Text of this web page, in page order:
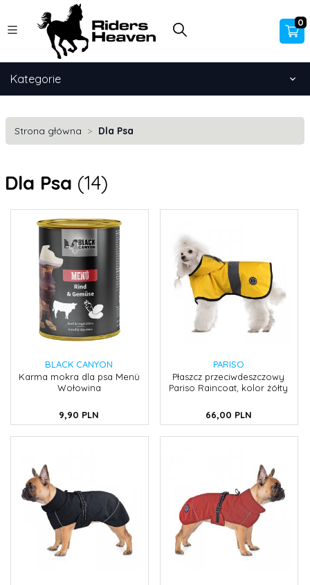
0
Kategorie
Strona główna Dla Psa
Dla Psa (14)
BLACK CANYON
Karma mokra dla psa Menü
Wołowina
9,90 PLN
PARISO
Płaszcz przeciwdeszczowy
Pariso Raincoat, kolor żółty
66,00 PLN